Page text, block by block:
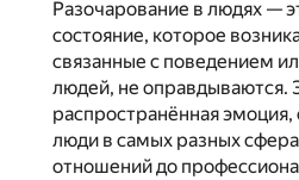
Разочарование в людях —
состояние, которое
связанные с поведением
людей, не оправдываются.
распространённая эмоция,
люди в самых разных
отношений до